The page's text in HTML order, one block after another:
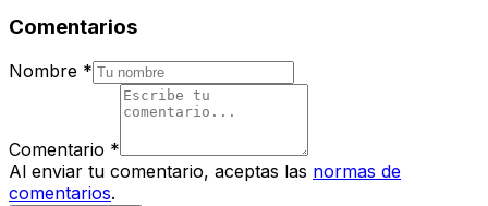
Comentarios
Nombre *
Comentario *
Al enviar tu comentario, aceptas las normas de
comentarios.